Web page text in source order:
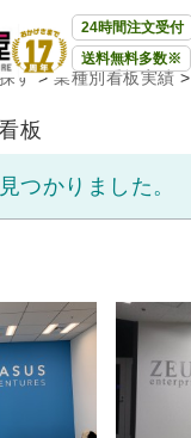
24時間注文受付
送料無料多数※
す>業種別看板実績>
板
つかりました。